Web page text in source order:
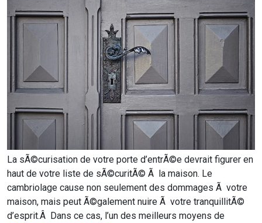
La sÃ©curisation de votre porte d’entrÃ©e devrait figurer en
haut de votre liste de sÃ©curitÃ© Ã la maison. Le
cambriolage cause non seulement des dommages Ã votre
maison, mais peut Ã©galement nuire Ã votre tranquillitÃ©
d’esprit.Â Dans ce cas, l’un des meilleurs moyens de